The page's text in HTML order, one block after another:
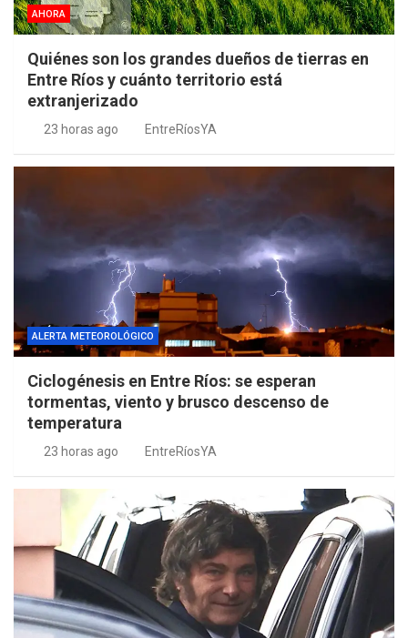
AHORA
Quiénes son los grandes dueños de tierras en
Entre Ríos y cuánto territorio está
extranjerizado
23 horas ago EntreRíosYA
ALERTA METEOROLÓGICO
Ciclogénesis en Entre Ríos: se esperan
tormentas, viento y brusco descenso de
temperatura
23 horas ago EntreRíosYA